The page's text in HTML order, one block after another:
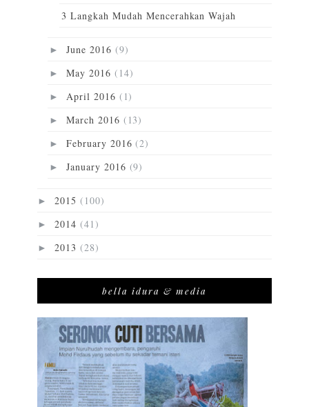
3 Langkah Mudah Mencerahkan Wajah
► June 2016 (9)
► May 2016 (14)
► April 2016 (1)
► March 2016 (13)
► February 2016(2)
► January 2016 (9)
► 2015 (100)
► 2014 (41)
► 2013 (28)
bella idura & media